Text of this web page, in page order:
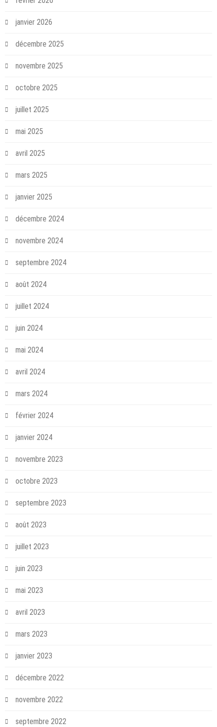
janvier 2026
décembre 2025
novembre 2025
octobre 2025
juillet 2025
mai 2025
avril 2025
mars 2025
janvier 2025
décembre 2024
novembre 2024
septembre 2024
août 2024
juillet 2024
juin 2024
mai 2024
avril 2024
mars 2024
février 2024
janvier 2024
novembre 2023
octobre 2023
septembre 2023
août 2023
juillet 2023
juin 2023
mai 2023
avril 2023
mars 2023
janvier 2023
décembre 2022
novembre 2022
septembre 2022